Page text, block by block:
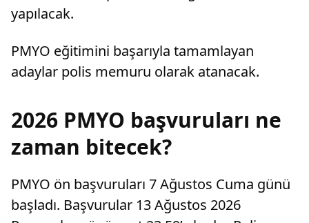
yapılacak.
PMYO eğitimini başarıyla tamamlayan
adaylar polis memuru olarak atanacak.
2026 PMYO başvuruları ne
zaman bitecek?
PMYO ön başvuruları 7 Ağustos Cuma günü
başladı. Başvurular 13 Ağustos 2026